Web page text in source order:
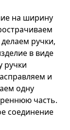
на ширину
ручки,
в виде
ручки
и
одну
часть.
соединение